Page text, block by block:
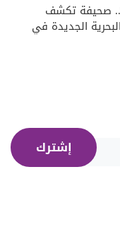
صحيفة تكشف
الجديدة في
إشترك